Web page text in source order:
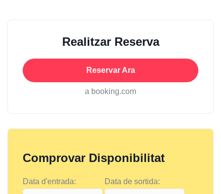
Realitzar Reserva
Reservar Ara
a booking.com
Comprovar Disponibilitat
Data d'entrada: Data de sortida: